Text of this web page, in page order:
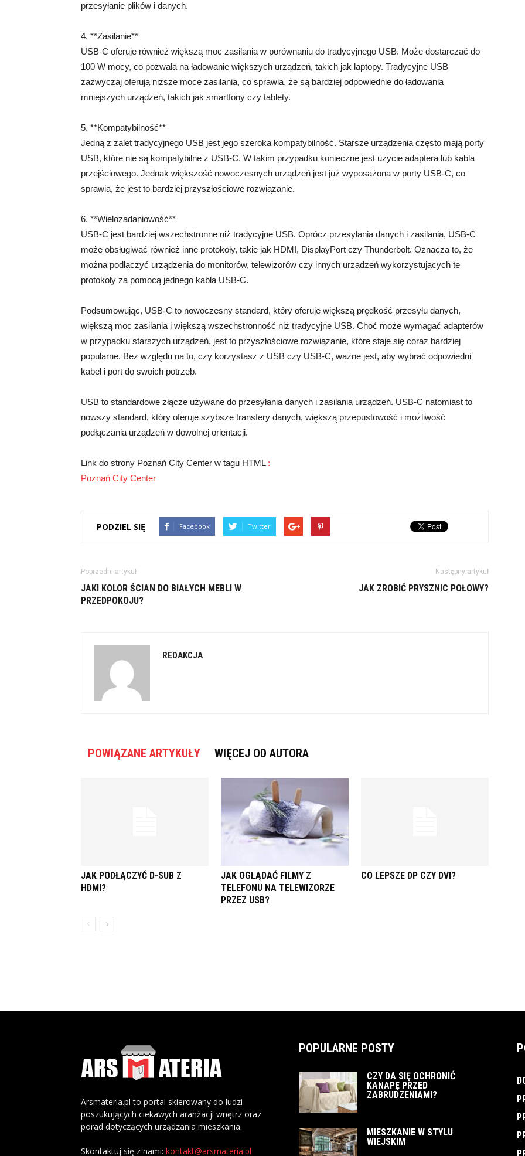
przesyłanie plików i danych.
4. **Zasilanie**
USB-C oferuje również większą moc zasilania w porównaniu do tradycyjnego USB. Może dostarczać do
100 W mocy, co pozwala na ładowanie większych urządzeń, takich jak laptopy. Tradycyjne USB
zazwyczaj oferują niższe moce zasilania, co sprawia, że są bardziej odpowiednie do ładowania
mniejszych urządzeń, takich jak smartfony czy tablety.
5. **Kompatybilność**
Jedną z zalet tradycyjnego USB jest jego szeroka kompatybilność. Starsze urządzenia często mają porty
USB, które nie są kompatybilne z USB-C. W takim przypadku konieczne jest użycie adaptera lub kabla
przejściowego. Jednak większość nowoczesnych urządzeń jest już wyposażona w porty USB-C, co
sprawia, że jest to bardziej przyszłościowe rozwiązanie.
6. **Wielozadaniowość**
USB-C jest bardziej wszechstronne niż tradycyjne USB. Oprócz przesyłania danych i zasilania, USB-C
może obsługiwać również inne protokoły, takie jak HDMI, DisplayPort czy Thunderbolt. Oznacza to, że
można podłączyć urządzenia do monitorów, telewizorów czy innych urządzeń wykorzystujących te
protokoły za pomocą jednego kabla USB-C.
Podsumowując, USB-C to nowoczesny standard, który oferuje większą prędkość przesyłu danych,
większą moc zasilania i większą wszechstronność niż tradycyjne USB. Choć może wymagać adapterów
w przypadku starszych urządzeń, jest to przyszłościowe rozwiązanie, które staje się coraz bardziej
popularne. Bez względu na to, czy korzystasz z USB czy USB-C, ważne jest, aby wybrać odpowiedni
kabel i port do swoich potrzeb.
USB to standardowe złącze używane do przesyłania danych i zasilania urządzeń. USB-C natomiast to
nowszy standard, który oferuje szybsze transfery danych, większą przepustowość i możliwość
podłączania urządzeń w dowolnej orientacji.
Link do strony Poznań City Center w tagu HTML :
Poznań City Center
PODZIEL SIĘ Facebook Twitter
Poprzedni artykuł
JAKI KOLOR ŚCIAN DO BIAŁYCH MEBLI W
PRZEDPOKOJU?
Następny artykuł
JAK ZROBIĆ PRYSZNIC POŁOWY?
REDAKCJA
POWIĄZANE ARTYKUŁY WIĘCEJ OD AUTORA
JAK PODŁĄCZYĆ D-SUB Z
HDMI?
JAK OGLĄDAĆ FILMY Z
TELEFONU NA TELEWIZORZE
PRZEZ USB?
CO LEPSZE DP CZY DVI?
Arsmateria.pl to portal skierowany do ludzi
poszukujących ciekawych aranżacji wnętrz oraz
porad dotyczących urządzania mieszkania.
Skontaktuj się z nami: kontakt@arsmateria.pl
POPULARNE POSTY
CZY DA SIĘ OCHRONIĆ
KANAPĘ PRZED
ZABRUDZENIAMI?
MIESZKANIE W STYLU
WIEJSKIM